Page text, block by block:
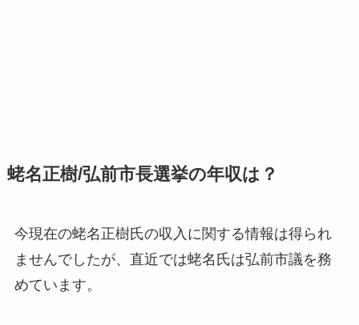
蛯名正樹/弘前市長選挙の年収は？
今現在の蛯名正樹氏の収入に関する情報は得られ
ませんでしたが、直近では蛯名氏は弘前市議を務
めています。